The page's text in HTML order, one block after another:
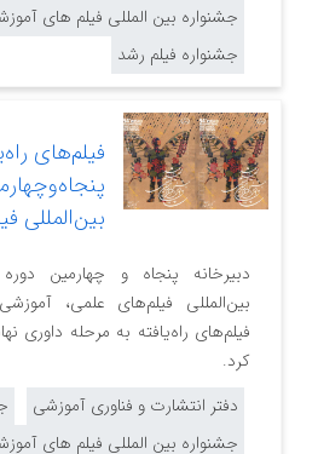
جشنواره بین المللی فیلم های
جشنواره فیلم رشد
فیلم‌های
بین‌المللی
دبیرخانه پنجاه و چهارمین
بین‌المللی فیلم‌های علمی،
فیلم‌های راه‌یافته به مرحله داوری
کرد.
دفتر انتشارت و فناوری آموزشی
جشنواره بین المللی فیلم های